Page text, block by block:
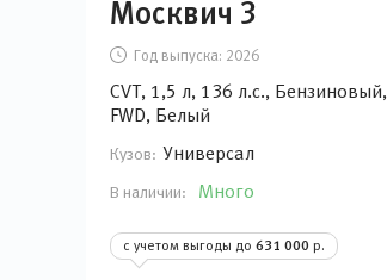
Москвич 3
Год выпуска: 2026
CVT, 1,5 л, 136 л.с., Бензиновый,
FWD, Белый
Кузов: Универсал
В наличии: Много
с учетом выгоды до 631 000 р.